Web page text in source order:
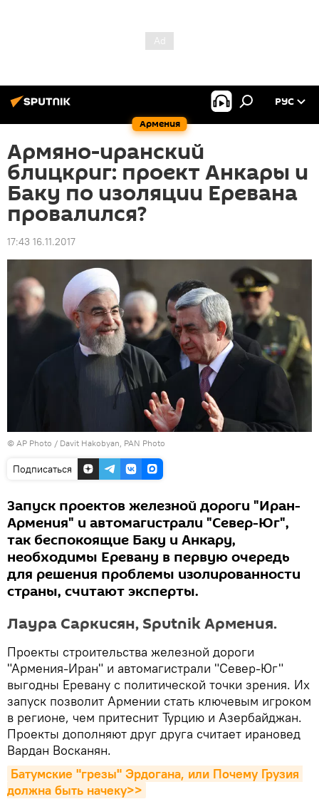
Армения
РУС
Армяно-иранский
блицкриг: проект Анкары и
Баку по изоляции Еревана
провалился?
17:43 16.11.2017
© AP Photo / Davit Hakobyan, PAN Photo
Подписаться
Запуск проектов железной дороги "Иран-
Армения" и автомагистрали "Север-Юг",
так беспокоящие Баку и Анкару,
необходимы Еревану в первую очередь
для решения проблемы изолированности
страны, считают эксперты.
Лаура Саркисян, Sputnik Армения.
Проекты строительства железной дороги
"Армения-Иран" и автомагистрали "Север-Юг"
выгодны Еревану с политической точки зрения. Их
запуск позволит Армении стать ключевым игроком
в регионе, чем притеснит Турцию и Азербайджан.
Проекты дополняют друг друга считает ирановед
Вардан Восканян.
Батумские "грезы" Эрдогана, или Почему Грузия
должна быть начеку>>